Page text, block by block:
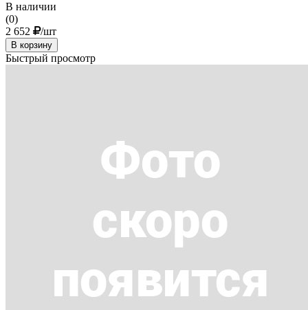
В наличии
(0)
2 652
/шт
В корзину
Быстрый просмотр